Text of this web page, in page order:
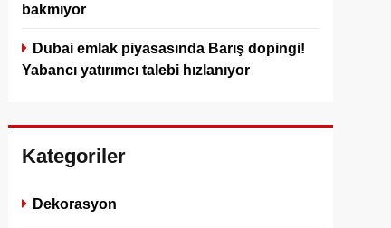
bakmıyor
Dubai emlak piyasasında Barış dopingi!
Yabancı yatırımcı talebi hızlanıyor
Kategoriler
Dekorasyon